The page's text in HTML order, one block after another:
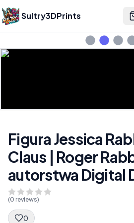
Sultry3DPrints
Figura Jessica
Claus | Roger
autorstwa Digital
(0 reviews)
0